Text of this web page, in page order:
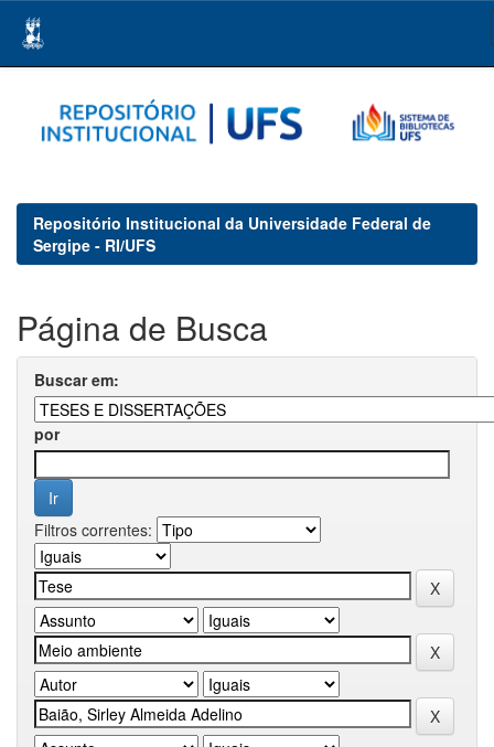
navigation
Repositório Institucional da Universidade Federal de
Sergipe - RI/UFS
Página de Busca
Buscar em:
por
Filtros correntes: